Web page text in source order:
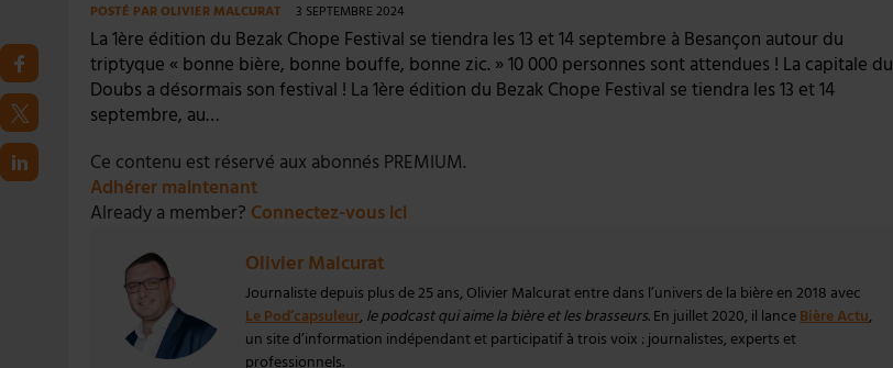
POSTÉ PAROLIVIER MALCURAT 3 SEPTEMBRE 2024
La 1ère édition du Bezak Chope Festival se tiendra les 13 et 14 septembre à Besançon autour du
triptyque « bonne bière, bonne bouffe, bonne zic. » 10 000 personnes sont attendues ! La capitale du
Doubs a désormais son festival ! La 1ère édition du Bezak Chope Festival se tiendra les 13 et 14
septembre, au…
Ce contenu est réservé aux abonnés PREMIUM.
Adhérer maintenant
Already a member? Connectez-vous ici
Olivier Malcurat
Journaliste depuis plus de 25 ans, Olivier Malcurat entre dans l’univers de la bière en 2018 avec
Le Pod’capsuleur, le podcast qui aime la bière et les brasseurs. En juillet 2020, il lance Bière Actu,
un site d’information indépendant et participatif à trois voix : journalistes, experts et
professionnels.